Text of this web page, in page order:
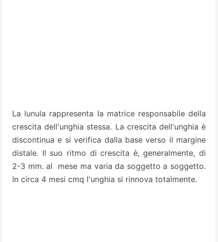
La lunula rappresenta la matrice responsabile della
crescita dell'unghia stessa. La crescita dell'unghia è
discontinua e si verifica dalla base verso il margine
distale. Il suo ritmo di crescita è, generalmente, di
2-3 mm. al mese ma varia da soggetto a soggetto.
In circa 4 mesi cmq l'unghia si rinnova totalmente.